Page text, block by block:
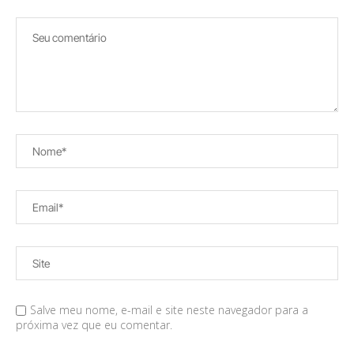
Salve meu nome, e-mail e site neste navegador para a
próxima vez que eu comentar.